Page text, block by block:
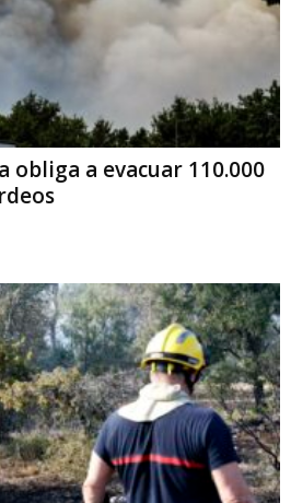
obliga a evacuar 110.000